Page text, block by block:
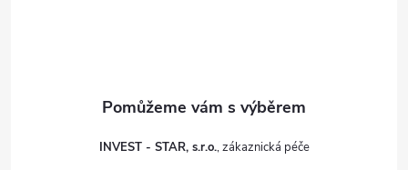
INVEST - STAR, s.r.o.